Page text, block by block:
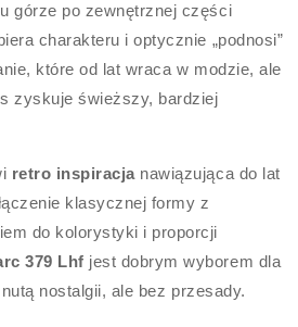
górze po zewnętrznej części
charakteru i optycznie „podnosi”
które od lat wraca w modzie, ale
zyskuje świeższy, bardziej
retro inspiracja nawiązująca do lat
klasycznej formy z
do kolorystyki i proporcji
379 Lhf jest dobrym wyborem dla
nostalgii, ale bez przesady.